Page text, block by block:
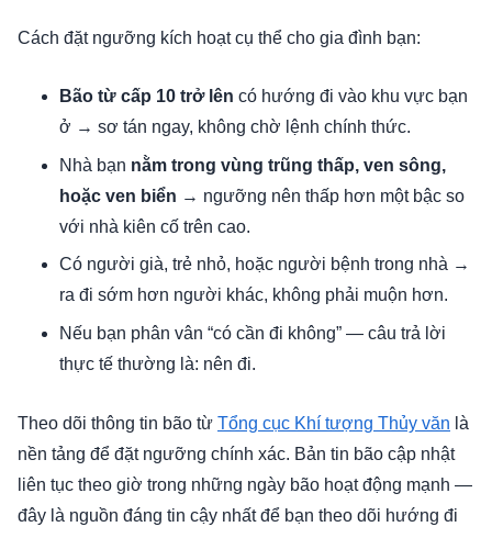
Cách đặt ngưỡng kích hoạt cụ thể cho gia đình bạn:
Bão từ cấp 10 trở lên có hướng đi vào khu vực bạn
ở → sơ tán ngay, không chờ lệnh chính thức.
Nhà bạn nằm trong vùng trũng thấp, ven sông,
hoặc ven biển → ngưỡng nên thấp hơn một bậc so
với nhà kiên cố trên cao.
Có người già, trẻ nhỏ, hoặc người bệnh trong nhà →
ra đi sớm hơn người khác, không phải muộn hơn.
Nếu bạn phân vân “có cần đi không” — câu trả lời
thực tế thường là: nên đi.
Theo dõi thông tin bão từ Tổng cục Khí tượng Thủy văn là
nền tảng để đặt ngưỡng chính xác. Bản tin bão cập nhật
liên tục theo giờ trong những ngày bão hoạt động mạnh —
đây là nguồn đáng tin cậy nhất để bạn theo dõi hướng đi